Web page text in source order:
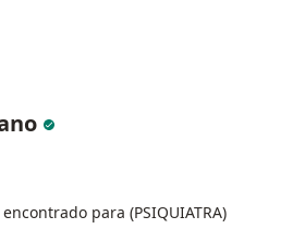
para (PSIQUIATRA)